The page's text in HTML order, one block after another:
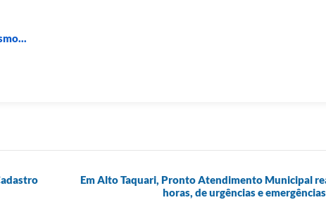
Em Alto Taquari, Pronto Atendimento Municipal
horas, de urgências e